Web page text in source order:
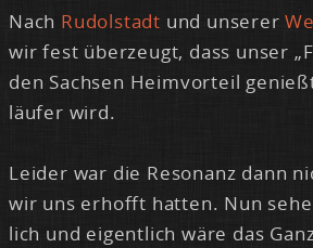
Nach Ru­dol­stadt und un­se­rer
wir fest über­zeugt, dass un­ser
den Sach­sen Heim­vor­teil
läu­fer wird.
Lei­der war die Re­so­nanz dann
wir uns er­hofft hat­ten. Nun
lich und ei­gent­lich wä­re das